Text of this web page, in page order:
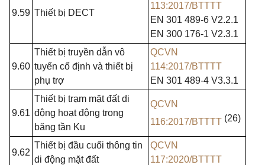
9.59 Thiết bị DECT
113:2017/BTTTT
EN 301 489-6 V2.2.1
EN 300 176-1 V2.3.1
9.60
Thiết bị truyền dẫn vô
tuyến cố định và thiết bị
phụ trợ
QCVN
114:2017/BTTTT
EN 301 489-4 V3.3.1
9.61
Thiết bị trạm mặt đất di
động hoạt động trong
băng tần Ku
QCVN
116:2017/BTTTT (26)
9.62
Thiết bị đầu cuối thông tin
di động mặt đất
QCVN
117:2020/BTTTT